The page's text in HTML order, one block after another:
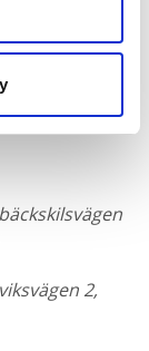
på
och fisk i
goda
i fiskebåten
2,